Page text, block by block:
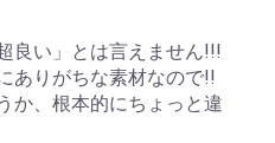
良い」とは言えません!!!
ありがちな素材なので!!
か、根本的にちょっと違